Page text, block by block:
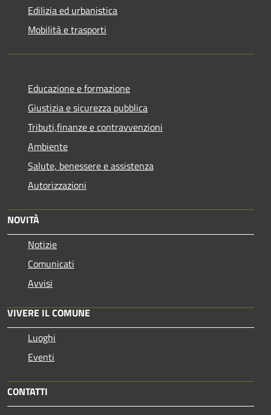
Edilizia ed urbanistica
Mobilità e trasporti
Educazione e formazione
Giustizia e sicurezza pubblica
Tributi,finanze e contravvenzioni
Ambiente
Salute, benessere e assistenza
Autorizzazioni
NOVITÀ
Notizie
Comunicati
Avvisi
VIVERE IL COMUNE
Luoghi
Eventi
CONTATTI